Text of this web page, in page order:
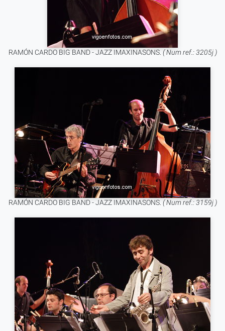
RAMÓN CARDO BIG BAND - JAZZ IMAXINASONS. ( Num ref.: 3205j )
RAMÓN CARDO BIG BAND - JAZZ IMAXINASONS. ( Num ref.: 3159j )